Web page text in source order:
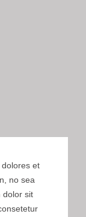
et
no sea
dolor sit